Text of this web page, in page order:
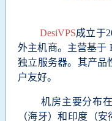
DesiVPS成立于
外主机商。主营基于
独立服务器。其产品
户友好。
机房主要分布在
（海牙）和印度（安